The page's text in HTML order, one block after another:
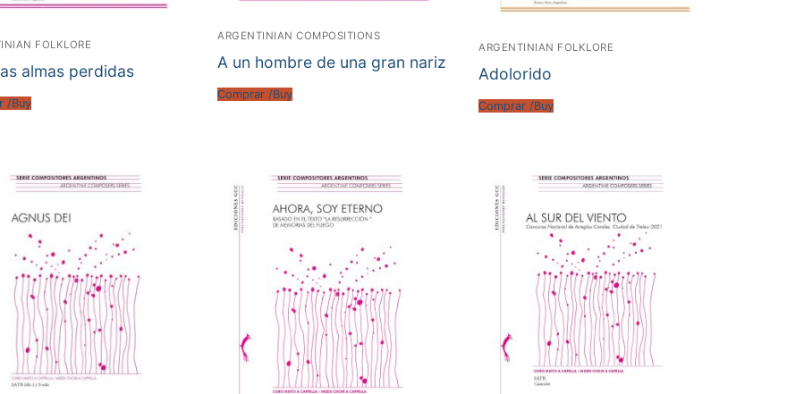
FOLKLORE
almas perdidas
/Buy
ARGENTINIAN COMPOSITIONS
A un hombre de una gran nariz
Comprar /Buy
ARGENTINIAN FOLKLORE
Adolorido
Comprar /Buy